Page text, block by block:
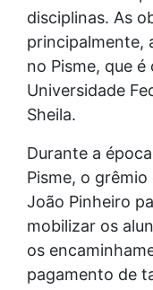
disciplinas. As
principalmente,
no Pisme, que
Universidade
Sheila.
Durante a
Pisme, o
João Pinheiro
mobilizar os
os
pagamento de